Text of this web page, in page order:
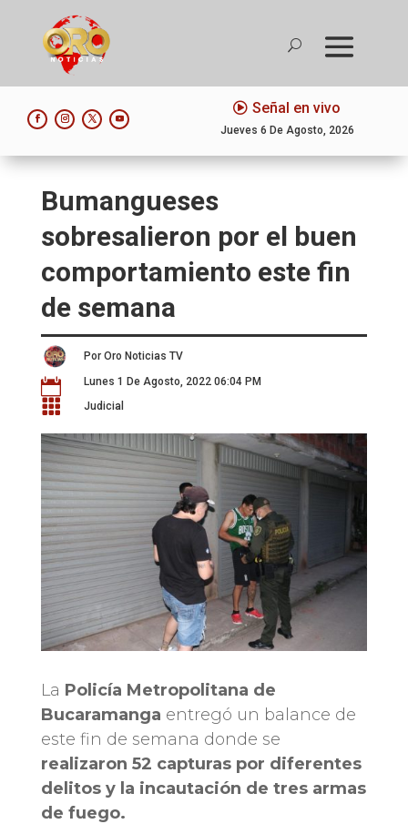
Señal en vivo
Jueves 6 De Agosto, 2026
Bumangueses
sobresalieron por el buen
comportamiento este fin
de semana
Por Oro Noticias TV
 Lunes 1 De Agosto, 2022 06:04 PM
 Judicial
La Policía Metropolitana de
Bucaramanga entregó un balance de
este fin de semana donde se
realizaron 52 capturas por diferentes
delitos y la incautación de tres armas
de fuego.